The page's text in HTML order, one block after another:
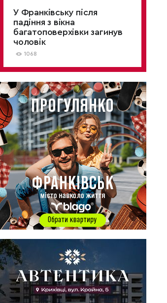
У Франківську після
падіння з вікна
багатоповерхівки загинув
чоловік
1068